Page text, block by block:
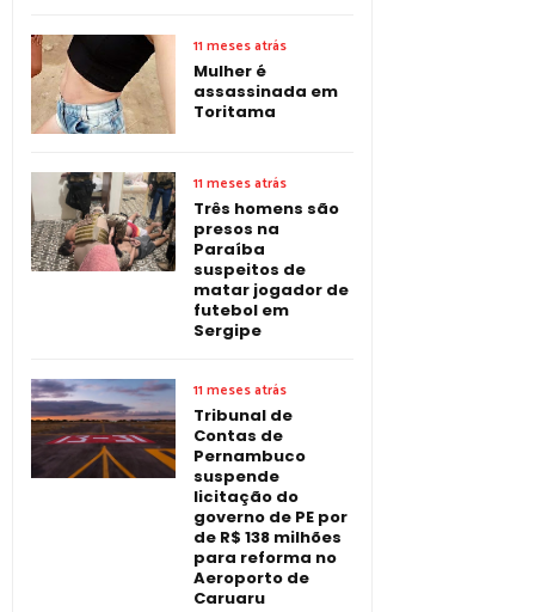
11 meses atrás
Mulher é
assassinada em
Toritama
11 meses atrás
Três homens são
presos na
Paraíba
suspeitos de
matar jogador de
futebol em
Sergipe
11 meses atrás
Tribunal de
Contas de
Pernambuco
suspende
licitação do
governo de PE por
de R$ 138 milhões
para reforma no
Aeroporto de
Caruaru